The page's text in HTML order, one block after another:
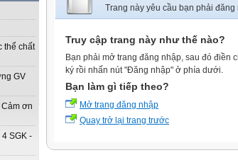
thể chất
GV
ơn
SGK -
Trang này yêu cầu bạn phải
Truy cập trang này như thế nào?
Bạn phải mở trang đăng nhập, sau đó điền
ký rồi nhấn nút "Đăng nhập" ở phía dưới.
Bạn làm gì tiếp theo?
Mở trang đăng nhập
Quay trở lại trang trước